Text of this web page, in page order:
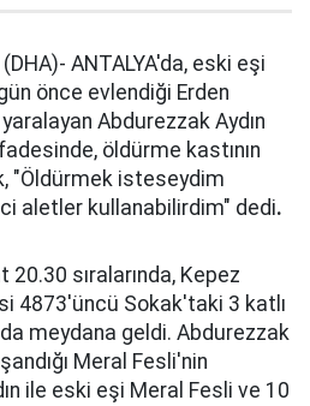
(DHA)- ANTALYA'da, eski eşi
önce evlendiği Erden
Abdurezzak Aydın
öldürme kastının
"Öldürmek isteseydim
aletler kullanabilirdim" dedi.
20.30 sıralarında, Kepez
4873'üncü Sokak'taki 3 katlı
meydana geldi. Abdurezzak
Meral Fesli'nin
ile eski eşi Meral Fesli ve 10